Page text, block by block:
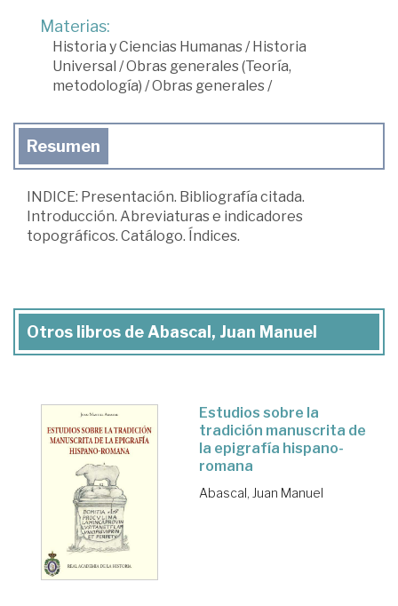
Materias:
Historia y Ciencias Humanas/Historia
Universal /Obras generales (Teoría,
metodología) /Obras generales/
Resumen
INDICE: Presentación. Bibliografía citada.
Introducción. Abreviaturas e indicadores
topográficos. Catálogo. Índices.
Otros libros de Abascal, Juan Manuel
Estudios sobre la
tradición manuscrita de
la epigrafía hispano-
romana
Abascal, Juan Manuel